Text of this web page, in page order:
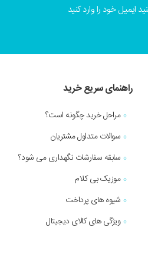
ایمیل خود را وارد کنید
راهنمای سریع خرید
مراحل خرید چگونه است؟
سوالات متداول مشتریان
سابقه سفارشات نگهداری می شود؟
موزیک بی کلام
شیوه های پرداخت
ویژگی های کالای دیجیتال